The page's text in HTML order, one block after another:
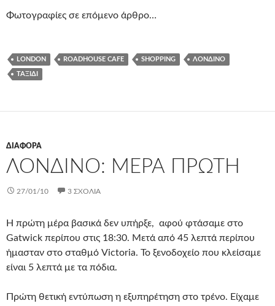
Φωτογραφίες σε επόμενο άρθρο…
LONDON ROADHOUSE CAFE SHOPPING ΛΟΝΔΊΝΟ
ΤΑΞΊΔΙ
ΔΙΆΦΟΡΑ
ΛΟΝΔΊΝΟ: ΜΈΡΑ ΠΡΏΤΗ
27/01/10 3 ΣΧΌΛΙΑ
Η πρώτη μέρα βασικά δεν υπήρξε, αφού φτάσαμε στο
Gatwick περίπου στις 18:30. Μετά από 45 λεπτά περίπου
ήμασταν στο σταθμό Victoria. Το ξενοδοχείο που κλείσαμε
είναι 5 λεπτά με τα πόδια.
Πρώτη θετική εντύπωση η εξυπηρέτηση στο τρένο. Είχαμε